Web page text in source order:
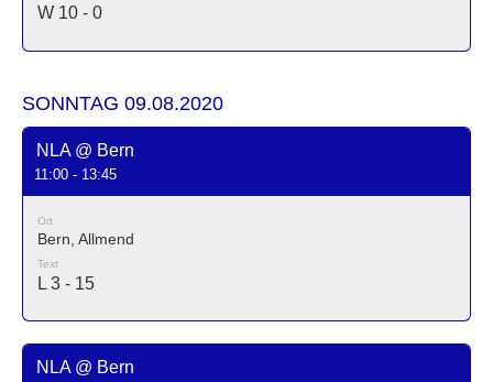
W 10 - 0
SONNTAG 09.08.2020
NLA @ Bern
11:00 - 13:45
Ort
Bern, Allmend
Text
L 3 - 15
NLA @ Bern